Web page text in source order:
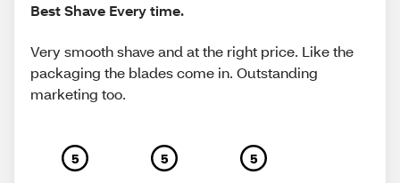
Best Shave Every time.
Very smooth shave and at the right price. Like the
packaging the blades come in. Outstanding
marketing too.
5 5 5